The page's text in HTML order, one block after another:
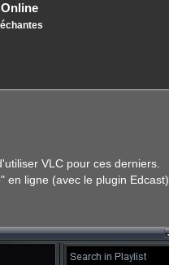
VLC pour ces derniers.
en ligne (avec le plugin Edcast)